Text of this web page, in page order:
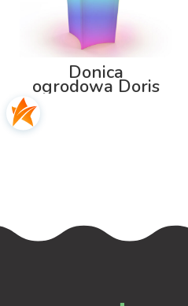
Donica
ogrodowa Doris
podświetleniem